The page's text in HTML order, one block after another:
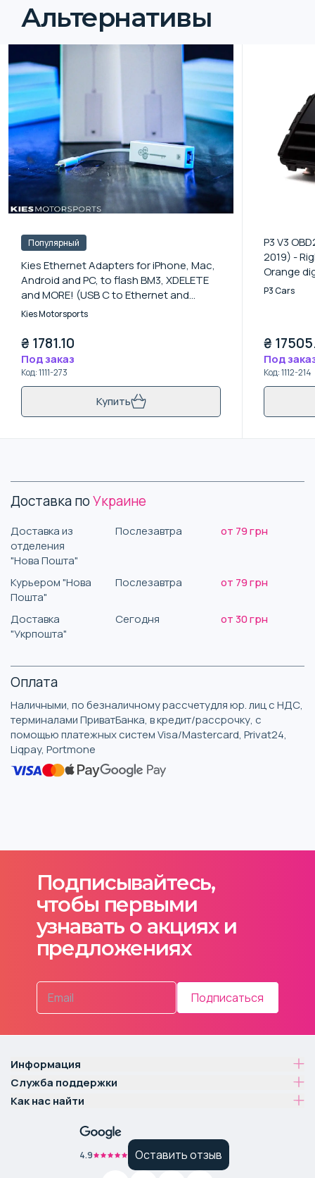
Альтернативы
Популярный
Kies Ethernet Adapters for iPhone, Mac,
Android and PC, to flash BM3, XDELETE
and MORE! (USB C to Ethernet and
Lightning to Ethernet) - ETHERNET TO
Kies Motorsports
₴ 1781.10
Под заказ
Код:1111-273
Купить
P3 V3
2019) -
Orange
P3 Cars
₴
Под
Код:1112-214
Доставка поУкраине
Доставка из
отделения
"Нова Пошта"
Послезавтра от 79 грн
Курьером "Нова
Пошта"
Послезавтра от 79 грн
Доставка
"Укрпошта"
Сегодня от 30 грн
Оплата
Наличными, по безналичному рассчетудля юр. лиц с НДС,
терминалами ПриватБанка, в кредит/рассрочку, с
помощью платежных систем Visa/Mastercard, Privat24,
Liqpay, Portmone
Подписывайтесь,
чтобы первыми
узнавать о акциях и
предложениях
Подписаться
Информация
Служба поддержки
Как нас найти
4.9 Оставить отзыв